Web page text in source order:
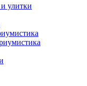
улитки